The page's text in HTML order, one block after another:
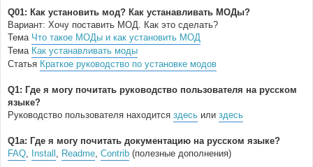
Q01: Как установить мод? Как устанавливать МОДы?
Вариант: Хочу поставить МОД. Как это сделать?
Тема Что такое МОДы и как установить МОД
Тема Как устанавливать моды
Статья Краткое руководство по установке модов
Q1: Где я могу почитать руководство пользователя на русском
языке?
Руководство пользователя находится здесь или здесь
Q1a: Где я могу почитать документацию на русском языке?
FAQ, Install , Readme, Contrib (полезные дополнения)